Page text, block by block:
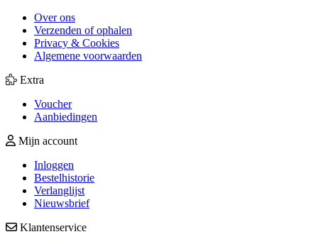
Over ons
Verzenden of ophalen
Privacy & Cookies
Algemene voorwaarden
Extra
Voucher
Aanbiedingen
Mijn account
Inloggen
Bestelhistorie
Verlanglijst
Nieuwsbrief
Klantenservice